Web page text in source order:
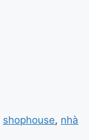
shophouse, nhà